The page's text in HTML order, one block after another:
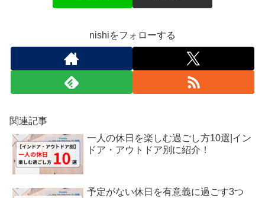
nishiをフォローする
関連記事
一人の休日を楽しむ過ごし方10選|イン
ドア・アウトドア別に紹介！
予定がない休日を有意義に過ごす3つ